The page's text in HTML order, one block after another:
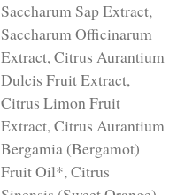
Saccharum Sap Extract,
Saccharum Officinarum
Extract, Citrus Aurantium
Dulcis Fruit Extract,
Citrus Limon Fruit
Extract, Citrus Aurantium
Bergamia (Bergamot)
Fruit Oil*, Citrus